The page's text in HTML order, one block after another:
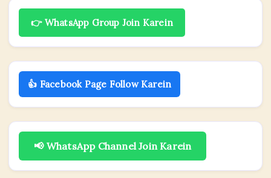
👉 WhatsApp Group Join Karein
👍 Facebook Page Follow Karein
📢 WhatsApp Channel Join Karein